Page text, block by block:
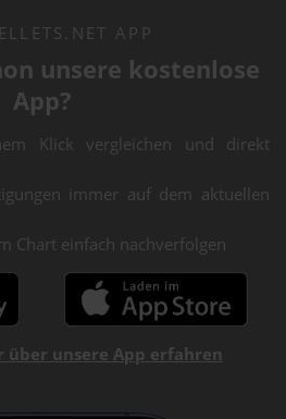
APP
unsere kostenlose
App?
Klick vergleichen und direkt
immer auf dem aktuellen
Chart einfach nachverfolgen
über unsere App erfahren